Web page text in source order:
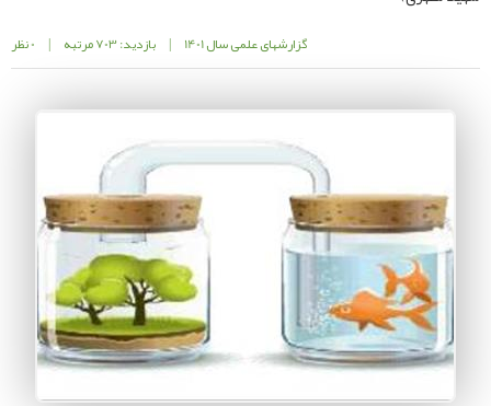
گزارشهای علمی سال 1401 | بازدید: 703 مرتبه | 0 نظر